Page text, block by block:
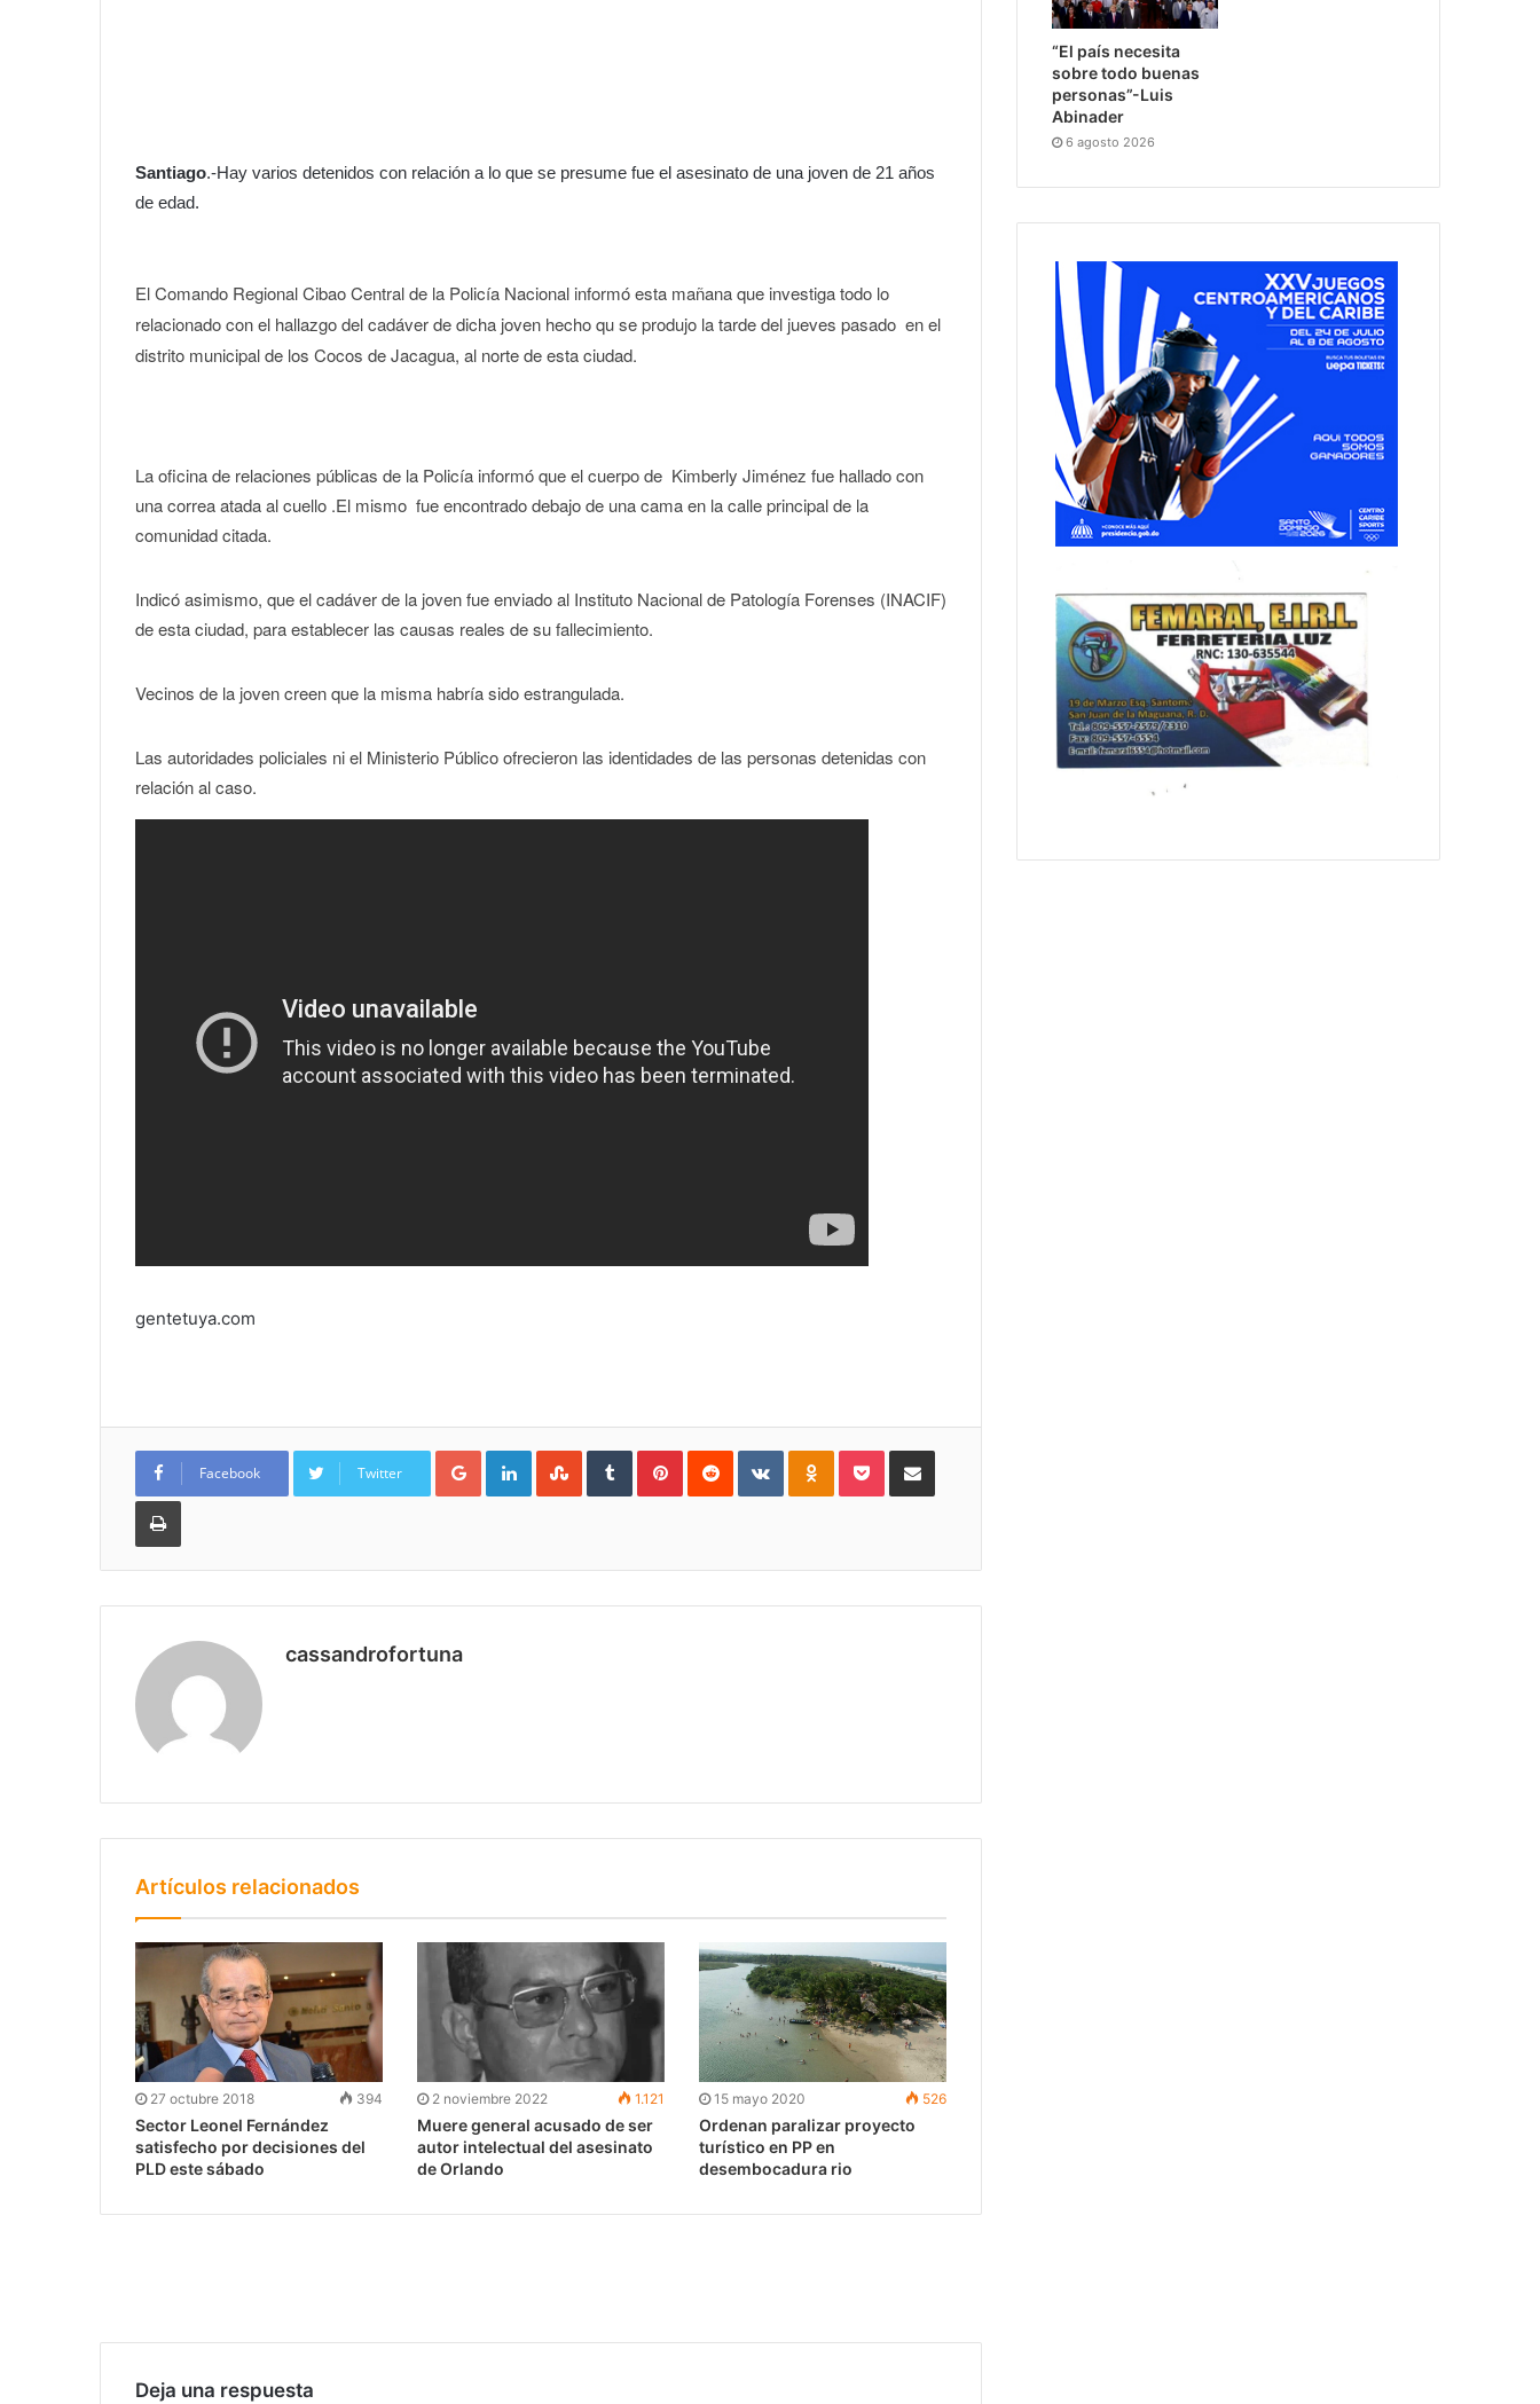
Santiago.-Hay varios detenidos con relación a lo que se presume fue el asesinato de una joven de 21 años
de edad.
El Comando Regional Cibao Central de la Policía Nacional informó esta mañana que investiga todo lo
relacionado con el hallazgo del cadáver de dicha joven hecho qu se produjo la tarde del jueves pasado en el
distrito municipal de los Cocos de Jacagua, al norte de esta ciudad.
La oficina de relaciones públicas de la Policía informó que el cuerpo de Kimberly Jiménez fue hallado con
una correa atada al cuello .El mismo fue encontrado debajo de una cama en la calle principal de la
comunidad citada.
Indicó asimismo, que el cadáver de la joven fue enviado al Instituto Nacional de Patología Forenses (INACIF)
de esta ciudad, para establecer las causas reales de su fallecimiento.
Vecinos de la joven creen que la misma habría sido estrangulada.
Las autoridades policiales ni el Ministerio Público ofrecieron las identidades de las personas detenidas con
relación al caso.
gentetuya.com
Facebook Twitter
Google+LinkedInStumbleUpon
TumblrPinterestReddit VKontakteOdnoklassniki
PocketCompartir por Correo
Imprimir
cassandrofortuna
Artículos relacionados
27 octubre 2018 394
Sector Leonel Fernández
satisfecho por decisiones del
PLD este sábado
2 noviembre 2022 1.121
Muere general acusado de ser
autor intelectual del asesinato
de Orlando
15 mayo 2020 526
Ordenan paralizar proyecto
turístico en PP en
desembocadura rio
Deja una respuesta
“El país necesita
sobre todo buenas
personas”-Luis
Abinader
6 agosto 2026